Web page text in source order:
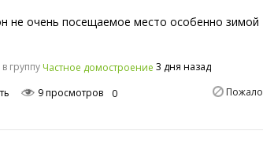
не очень посещаемое место особенно зимой
группу Частное домостроение 3 дня назад
9 просмотров 0